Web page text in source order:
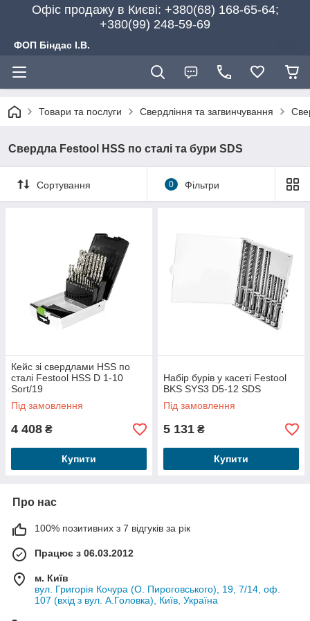
Офіс продажу в Києві: +380(68) 168-65-64;
+380(99) 248-59-69
ФОП Біндас І.В.
Товари та послуги Свердління та загвинчування
Свердла Festool HSS по сталі та бури SDS
Сортування 0 Фільтри
Кейс зі свердлами HSS по
сталі Festool HSS D 1-10
Sort/19
Під замовлення
4 408 ₴
Купити
Набір бурів у касеті Festool
BKS SYS3 D5-12 SDS
Під замовлення
5 131 ₴
Купити
Про нас
100% позитивних з 7 відгуків за рік
Працює з 06.03.2012
м. Київ
вул. Григорія Кочура (О. Пироговського), 19, 7/14, оф.
107 (вхід з вул. А.Головка), Київ, Україна